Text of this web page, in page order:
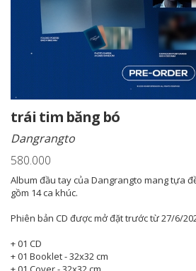
trái tim băng bó
Dangrangto
580.000
Album đầu tay của Dangrangto mang tựa
gồm 14 ca khúc.
Phiên bản CD được mở đặt trước từ 27/6/
+ 01 CD
+ 01 Booklet - 32x32 cm